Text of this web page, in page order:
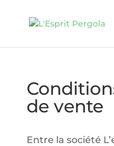
de vente
Entre la société